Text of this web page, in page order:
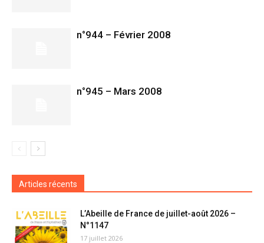
n°944 – Février 2008
n°945 – Mars 2008
Articles récents
L’Abeille de France de juillet-août 2026 –
N°1147
17 juillet 2026